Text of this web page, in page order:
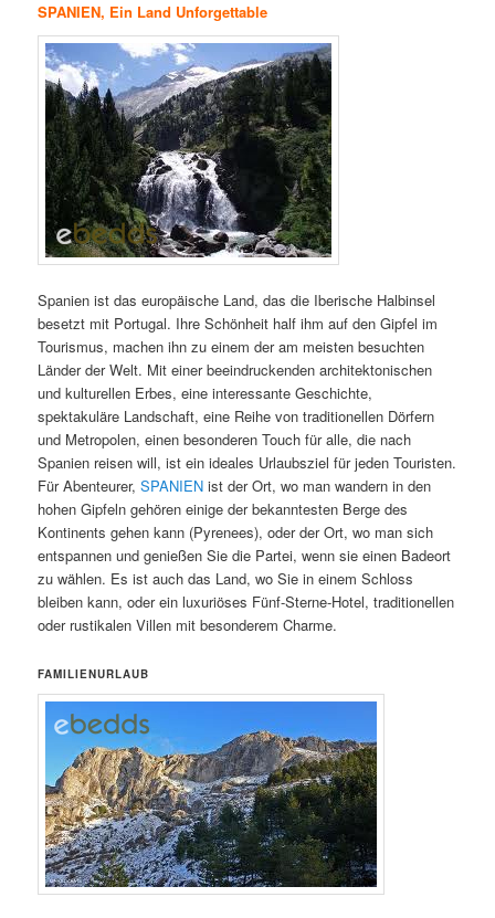
SPANIEN, Ein Land Unforgettable
Spanien ist das europäische Land, das die Iberische Halbinsel
besetzt mit Portugal. Ihre Schönheit half ihm auf den Gipfel im
Tourismus, machen ihn zu einem der am meisten besuchten
Länder der Welt. Mit einer beeindruckenden architektonischen
und kulturellen Erbes, eine interessante Geschichte,
spektakuläre Landschaft, eine Reihe von traditionellen Dörfern
und Metropolen, einen besonderen Touch für alle, die nach
Spanien reisen will, ist ein ideales Urlaubsziel für jeden Touristen.
Für Abenteurer,SPANIENist der Ort, wo man wandern in den
hohen Gipfeln gehören einige der bekanntesten Berge des
Kontinents gehen kann (Pyrenees), oder der Ort, wo man sich
entspannen und genießen Sie die Partei, wenn sie einen Badeort
zu wählen. Es ist auch das Land, wo Sie in einem Schloss
bleiben kann, oder ein luxuriöses Fünf-Sterne-Hotel, traditionellen
oder rustikalen Villen mit besonderem Charme.
FAMILIENURLAUB